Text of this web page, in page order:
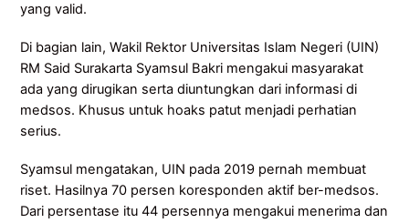
yang valid.
Di bagian lain, Wakil Rektor Universitas Islam Negeri (UIN)
RM Said Surakarta Syamsul Bakri mengakui masyarakat
ada yang dirugikan serta diuntungkan dari informasi di
medsos. Khusus untuk hoaks patut menjadi perhatian
serius.
Syamsul mengatakan, UIN pada 2019 pernah membuat
riset. Hasilnya 70 persen koresponden aktif ber-medsos.
Dari persentase itu 44 persennya mengakui menerima dan